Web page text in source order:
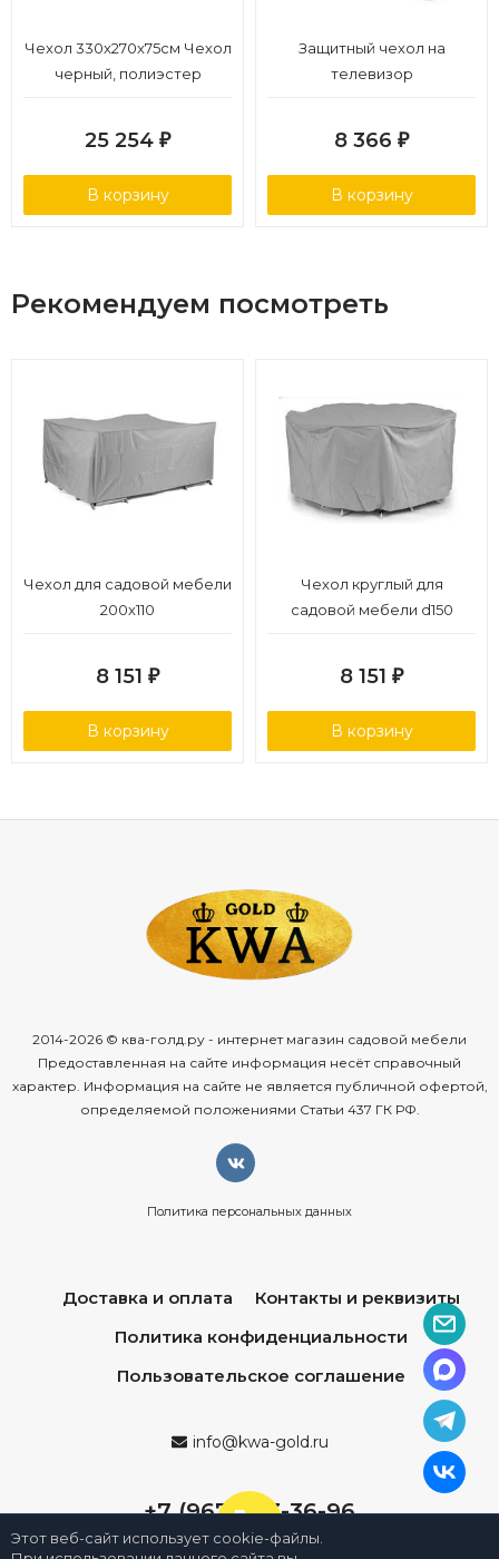
Чехол 330x270x75см Чехол
черный, полиэстер
25 254 ₽
В корзину
Защитный чехол на
телевизор
8 366 ₽
В корзину
Рекомендуем посмотреть
Чехол для садовой мебели
200х110
8 151 ₽
В корзину
Чехол круглый для
садовой мебели d150
8 151 ₽
В корзину
2014-2026 © ква-голд.ру - интернет магазин садовой мебели
Предоставленная на сайте информация несёт справочный
характер. Информация на сайте не является публичной офертой,
определяемой положениями Статьи 437 ГК РФ.
Политика персональных данных
Доставка и оплата
Контакты и реквизиты
Политика конфиденциальности
Пользовательское соглашение
info@kwa-gold.ru
+7 (967) 013-36-96
Этот веб-сайт использует cookie-файлы.